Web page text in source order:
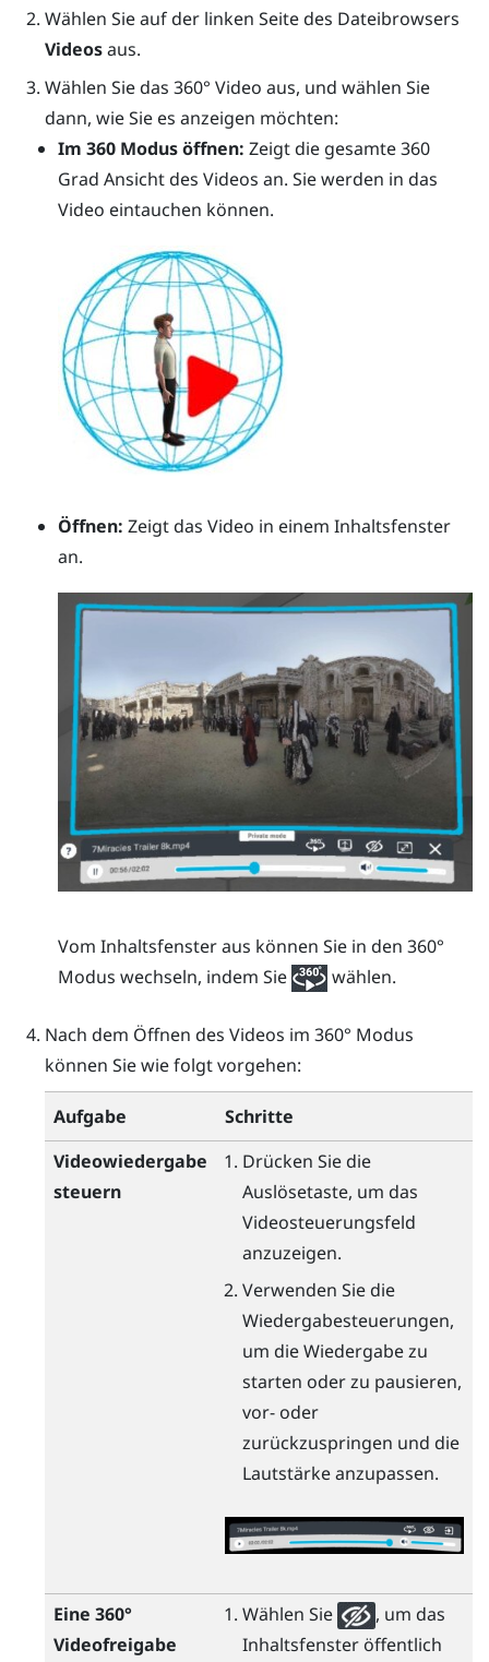
Wählen Sie auf der linken Seite des Dateibrowsers
Videosaus.
Wählen Sie das 360° Video aus, und wählen Sie
dann, wie Sie es anzeigen möchten:
Im 360 Modus öffnen: Zeigt die gesamte 360
Grad Ansicht des Videos an. Sie werden in das
Video eintauchen können.
Öffnen: Zeigt das Video in einem Inhaltsfenster
an.
Vom Inhaltsfenster aus können Sie in den 360°
Modus wechseln, indem Sie
wählen.
Nach dem Öffnen des Videos im 360° Modus
können Sie wie folgt vorgehen:
Aufgabe
Schritte
Videowiedergabe
steuern
Drücken Sie die
Auslösetaste, um das
Videosteuerungsfeld
anzuzeigen.
Verwenden Sie die
Wiedergabesteuerungen,
um die Wiedergabe zu
starten oder zu pausieren,
vor- oder
zurückzuspringen und die
Lautstärke anzupassen.
Eine 360°
Videofreigabe
Wählen Sie
, um das
Inhaltsfenster öffentlich